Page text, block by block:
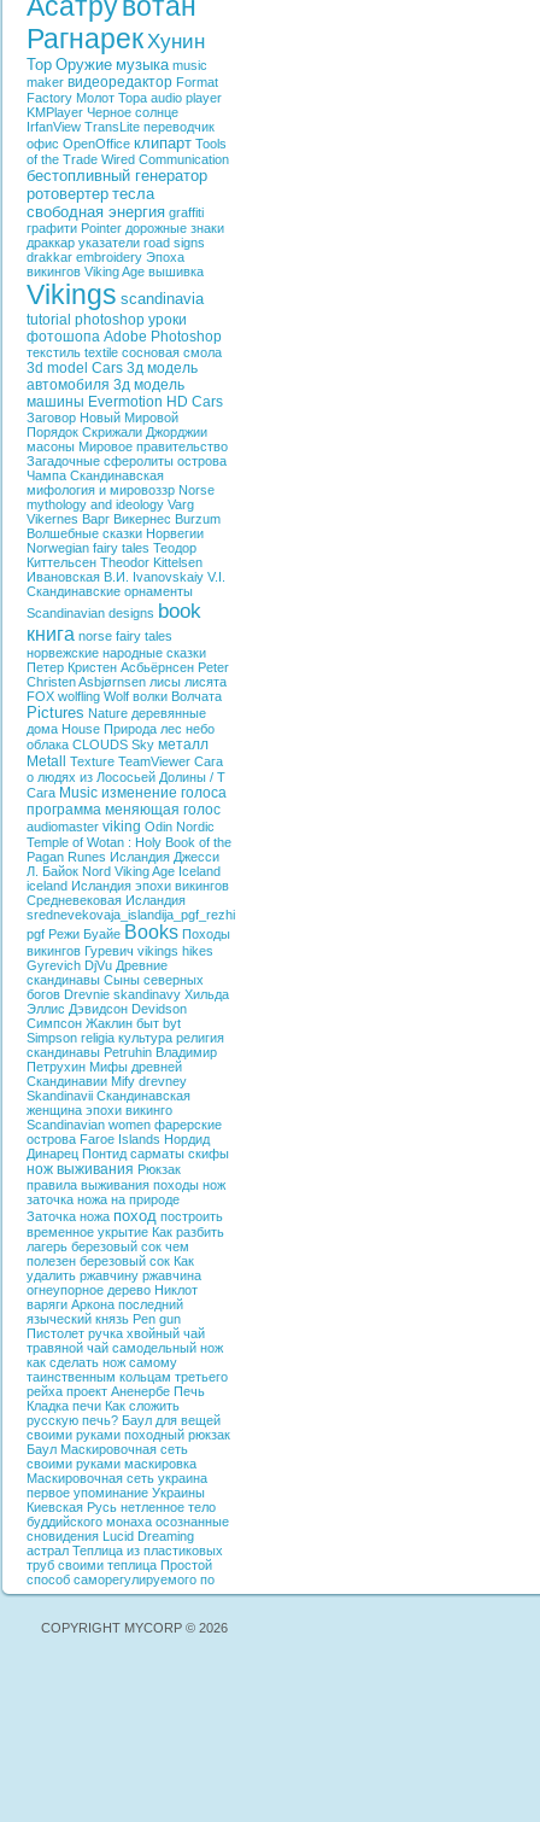
РагнарекХунин
Тор Оружие музыка music
maker видеоредактор Format
Factory Молот Тора audio player
KMPlayer Черное солнце
IrfanView TransLite переводчик
офис OpenOffice клипарт Tools
of the Trade Wired Communication
бестопливный генератор
ротовертер тесла
свободная энергия graffiti
графити Pointer дорожные знаки
драккар указатели road signs
drakkar embroidery Эпоха
викингов Viking Age вышивка
Vikings scandinavia
tutorial photoshop уроки
фотошопа Adobe Photoshop
текстиль textile сосновая смола
3d model Cars 3д модель
автомобиля 3д модель
машины Evermotion HD Cars
Заговор Новый Мировой
Порядок Скрижали Джорджии
масоны Мировое правительство
Загадочные сферолиты острова
Чампа Скандинавская
мифология и мировоззр Norse
mythology and ideology Varg
Vikernes Варг Викернес Burzum
Волшебные сказки Норвегии
Norwegian fairy tales Теодор
Киттельсен Theodor Kittelsen
Ивановская В.И.
Ivanovskaiy V.I.
Скандинавские орнаменты
Scandinavian designs book
книга norse fairy tales
норвежские народные сказки
Петер Кристен Асбьёрнсен Peter
Christen Asbjørnsen лисы лисята
FOX wolfling Wolf волки Волчата
Pictures Nature деревянные
дома House Природа лес небо
облака CLOUDS Sky металл
Metall
Texture TeamViewer Сага
о людях из Лососьей Долины / T
Сага Music изменение голоса
программа меняющая голос
audiomaster viking Odin Nordic
Temple of Wotan : Holy Book of the
Pagan Runes Исландия Джесси
Л. Байок Nord Viking Age Iceland
iceland Исландия эпохи викингов
Средневековая Исландия
srednevekovaja_islandija_pgf_rezhi
pgf Режи Буайе Books Походы
викингов Гуревич vikings hikes
Gyrevich DjVu Древние
скандинавы Сыны северных
богов Drevnie skandinavy Хильда
Эллис Дэвидсон Devidson
Симпсон Жаклин быт byt
Simpson religia культура религия
скандинавы Petruhin Владимир
Петрухин Мифы древней
Скандинавии Mify drevney
Skandinavii Скандинавская
женщина эпохи викинго
Scandinavian women фарерские
острова Faroe Islands Нордид
Динарец Понтид сарматы скифы
нож выживания Рюкзак
правила выживания походы нож
заточка ножа на природе
Заточка ножа поход построить
временное укрытие Как разбить
лагерь березовый сок чем
полезен березовый сок Как
удалить ржавчину ржавчина
огнеупорное дерево Никлот
варяги Аркона последний
языческий князь Pen gun
Пистолет ручка хвойный чай
травяной чай самодельный нож
как сделать нож самому
таинственным кольцам третьего
рейха проект Аненербе Печь
Кладка печи Как сложить
русскую печь? Баул для вещей
своими руками походный рюкзак
Баул Маскировочная сеть
своими руками маскировка
Маскировочная сеть украина
первое упоминание Украины
Киевская Русь нетленное тело
буддийского монаха осознанные
сновидения Lucid Dreaming
астрал Теплица из пластиковых
труб своими теплица Простой
способ саморегулируемого по
COPYRIGHT MYCORP © 2026